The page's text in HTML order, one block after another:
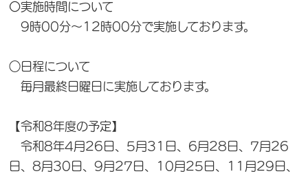
〇実施時間について
9時00分～12時00分で実施しております。
○日程について
毎月最終日曜日に実施しております。
【令和8年度の予定】
令和8年4月26日、5月31日、6月28日、7月26
日、8月30日、9月27日、10月25日、11月29日、